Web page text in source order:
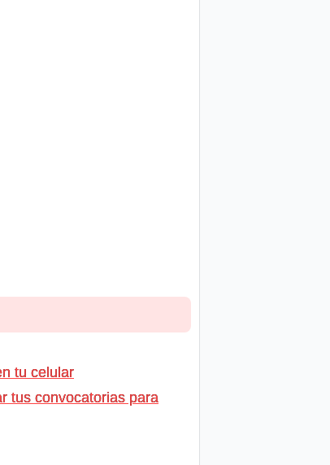
tu celular
tus convocatorias para